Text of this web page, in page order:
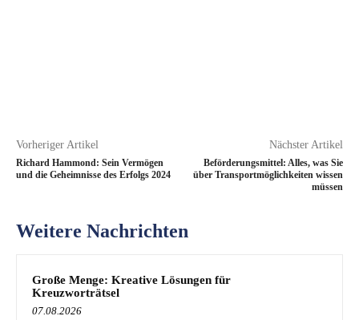
Vorheriger Artikel
Richard Hammond: Sein Vermögen
und die Geheimnisse des Erfolgs 2024
Nächster Artikel
Beförderungsmittel: Alles, was Sie
über Transportmöglichkeiten wissen
müssen
Weitere Nachrichten
Große Menge: Kreative Lösungen für
Kreuzworträtsel
07.08.2026